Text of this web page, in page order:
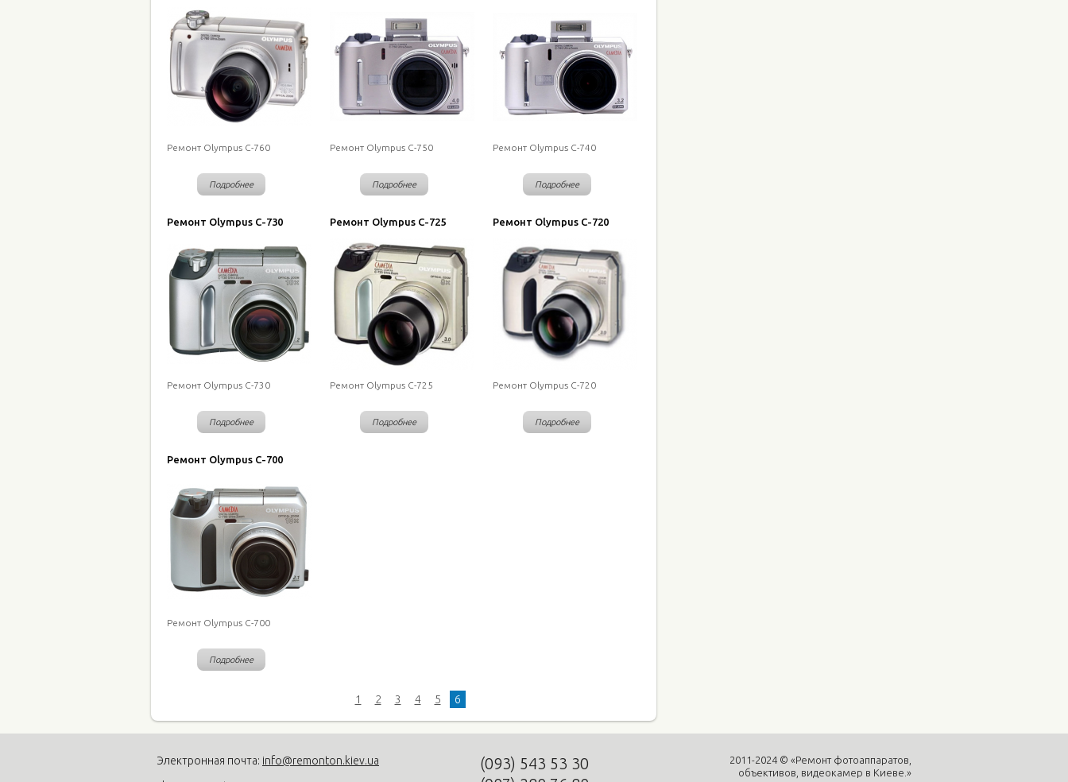
Ремонт Olympus C-760
Подробнее
Ремонт Olympus C-750
Подробнее
Ремонт Olympus C-740
Подробнее
Ремонт Olympus C-730
Ремонт Olympus C-730
Подробнее
Ремонт Olympus C-725
Ремонт Olympus C-725
Подробнее
Ремонт Olympus C-720
Ремонт Olympus C-720
Подробнее
Ремонт Olympus C-700
Ремонт Olympus C-700
Подробнее
1 2 3 4 5 6
Электронная почта: info@remonton.kiev.ua
2011-2024 © «Ремонт фотоаппаратов,
объективов, видеокамер в Киеве.»
(093) 543 53 30